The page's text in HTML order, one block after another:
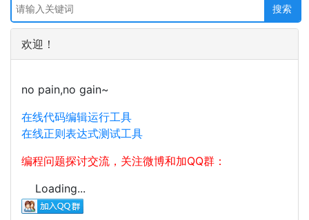
欢迎！
no pain,no gain~
在线代码编辑运行工具
在线正则表达式测试工具
编程问题探讨交流，关注微博和加QQ群：
Loading...